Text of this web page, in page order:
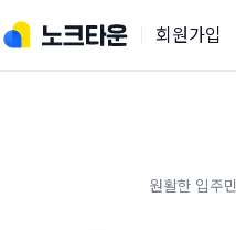
회원가입
원활한 입주